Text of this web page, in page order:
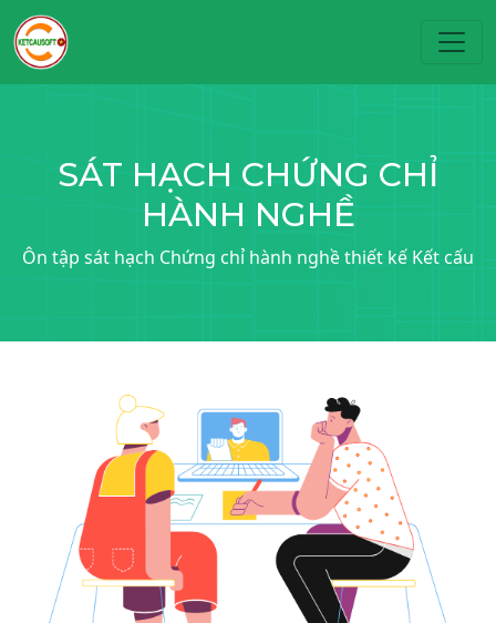
SÁT HẠCH CHỨNG CHỈ
HÀNH NGHỀ
Ôn tập sát hạch Chứng chỉ hành nghề thiết kế Kết cấu